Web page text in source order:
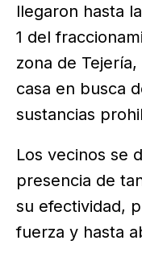
llegaron hasta
1 del
zona de
casa en busca
sustancias
Los vecinos se
presencia de
su efectividad,
fuerza y hasta